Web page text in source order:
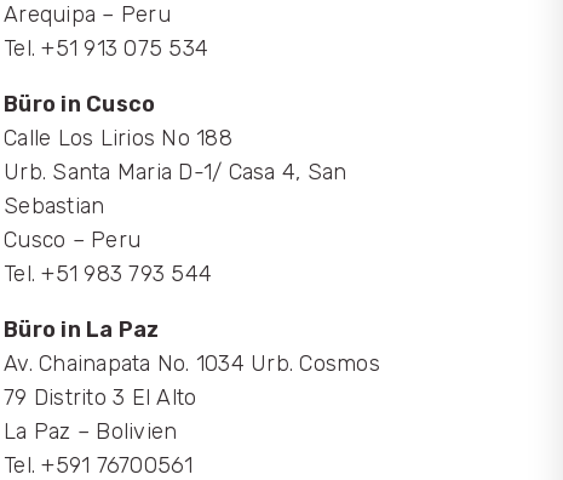
Arequipa – Peru
Tel. +51 913 075 534
Büro in Cusco
Calle Los Lirios No 188
Urb. Santa Maria D-1/ Casa 4, San
Sebastian
Cusco – Peru
Tel. +51 983 793 544
Büro in La Paz
Av. Chainapata No. 1034 Urb. Cosmos
79 Distrito 3 El Alto
La Paz – Bolivien
Tel. +591 76700561